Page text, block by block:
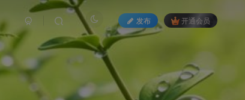
发布 开通会员